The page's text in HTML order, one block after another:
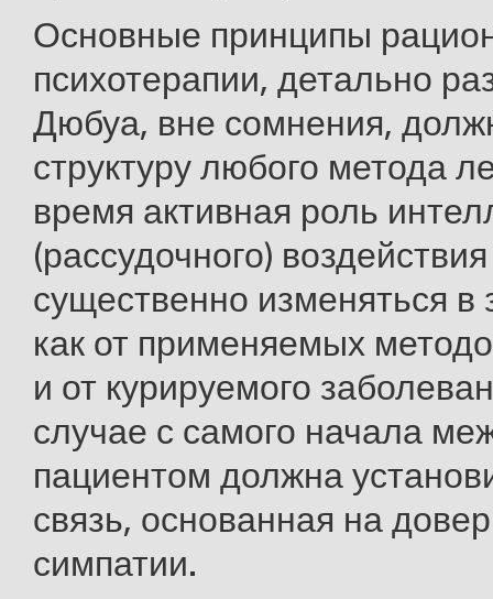
Основные принципы
психотерапии, детально
Дюбуа, вне сомнения,
структуру любого метода
время активная роль
(рассудочного)
существенно изменяться в
как от применяемых
и от курируемого
случае с самого начала
пациентом должна
связь, основанная на
симпатии.